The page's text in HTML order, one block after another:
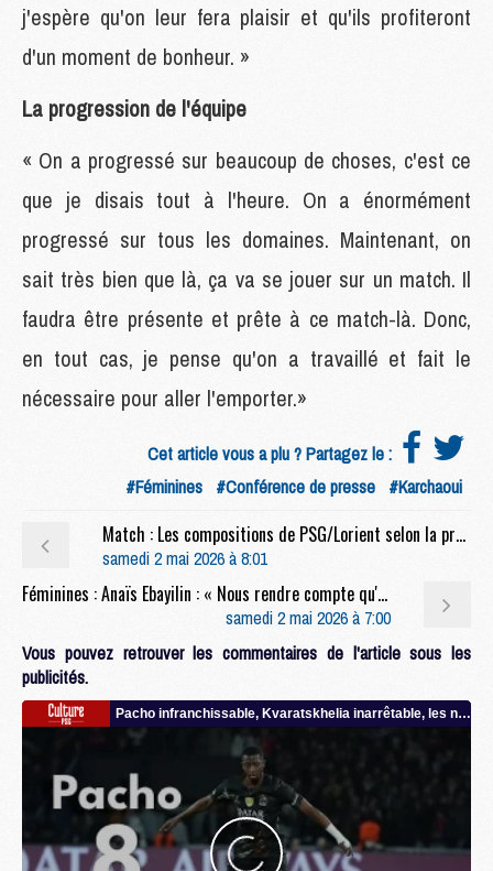
j'espère qu'on leur fera plaisir et qu'ils profiteront
d'un moment de bonheur. »
La progression de l'équipe
« On a progressé sur beaucoup de choses, c'est ce
que je disais tout à l'heure. On a énormément
progressé sur tous les domaines. Maintenant, on
sait très bien que là, ça va se jouer sur un match. Il
faudra être présente et prête à ce match-là. Donc,
en tout cas, je pense qu'on a travaillé et fait le
nécessaire pour aller l'emporter.»
Cet article vous a plu ? Partagez le :
#Féminines #Conférence de presse #Karchaoui
Match : Les compositions de PSG/Lorient selon la presse
samedi 2 mai 2026 à 8:01
Féminines : Anaïs Ebayilin : « Nous rendre compte qu'on est un grand groupe »
samedi 2 mai 2026 à 7:00
Vous pouvez retrouver les commentaires de l'article sous les
publicités.